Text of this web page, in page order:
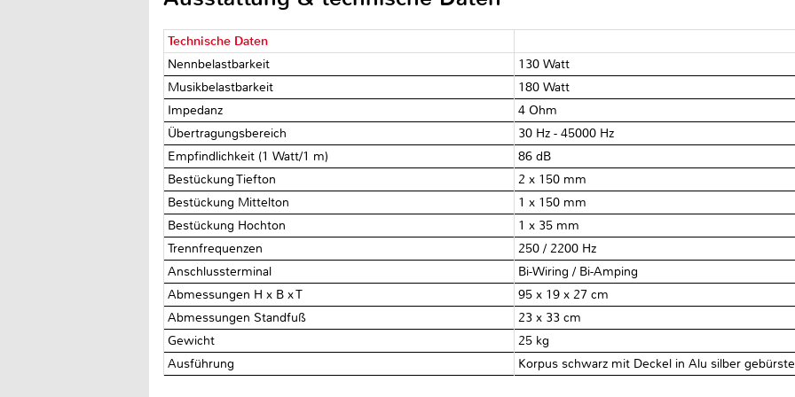
Technische Daten
Nennbelastbarkeit
130 Watt
Musikbelastbarkeit
180 Watt
Impedanz
4 Ohm
Übertragungsbereich
30 Hz - 45000 Hz
Empfindlichkeit (1 Watt/1 m)
86 dB
Bestückung Tiefton
2 x 150 mm
Bestückung Mittelton
1 x 150 mm
Bestückung Hochton
1 x 35 mm
Trennfrequenzen
250 / 2200 Hz
Anschlussterminal
Bi-Wiring / Bi-Amping
Abmessungen H x B x T
95 x 19 x 27 cm
Abmessungen Standfuß
23 x 33 cm
Gewicht
25 kg
Ausführung
Korpus schwarz mit Deckel in Alu silber